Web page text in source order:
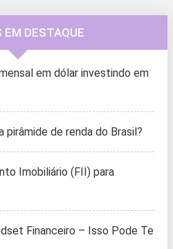
EM DESTAQUE
em dólar investindo em
pirâmide de renda do Brasil?
Imobiliário (FII) para
Financeiro – Isso Pode Te